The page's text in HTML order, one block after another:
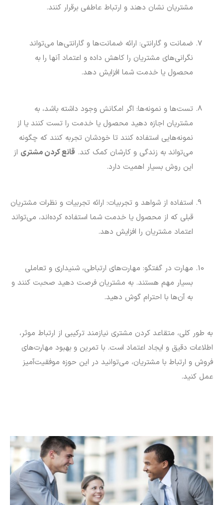
مشتریان نشان دهند و ارتباط عاطفی برقرار کنند.
ضمانت و گارانتی: ارائه ضمانت‌ها و گارانتی‌ها می‌تواند
نگرانی‌های مشتریان را کاهش داده و اعتماد آنها را به
محصول یا خدمت شما افزایش دهد.
تست‌ها و نمونه‌ها: اگر امکانش وجود داشته باشد، به
مشتریان اجازه دهید محصول یا خدمت را تست کنند یا از
نمونه‌هایی استفاده کنند تا خودشان تجربه کنند که چگونه
می‌تواند به زندگی و کارشان کمک کند. قانع کردن مشتری از
این روش بسیار اهمیت دارد.
استفاده از شواهد و تجربیات: ارائه تجربیات و نظرات مشتریان
قبلی که از محصول یا خدمت شما استفاده کرده‌اند، می‌تواند
اعتماد مشتریان را افزایش دهد.
مهارت در گفتگو: مهارت‌های ارتباطی، شنیداری و تعاملی
بسیار مهم هستند. به مشتریان فرصت دهید صحبت کنند و
به آن‌ها با احترام گوش دهید.
به طور کلی، متقاعد کردن مشتری نیازمند ترکیبی از ارتباط موثر،
اطلاعات دقیق و ایجاد اعتماد است. با تمرین و بهبود مهارت‌های
فروش و ارتباط با مشتریان، می‌توانید در این حوزه موفقیت‌آمیز
عمل کنید.